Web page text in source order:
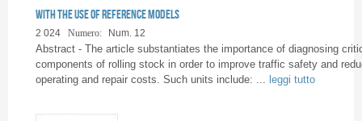
with the use of reference models
2 024 Numero: Num. 12
Abstract - The article substantiates the importance of diagnosing
components of rolling stock in order to improve traffic safety and
operating and repair costs. Such units include: ... leggi tutto